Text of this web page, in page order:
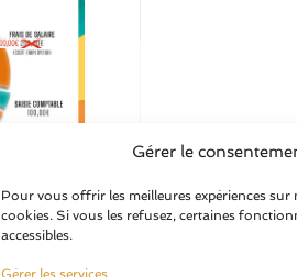
Gérer le
Pour vous offrir les meilleures expériences
cookies. Si vous les refusez, certaines
accessibles.
Gérer les services